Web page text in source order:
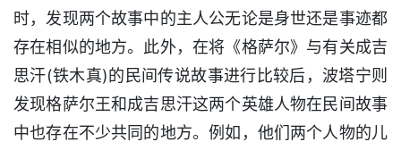
时，发现两个故事中的主人公无论是身世还是事迹都
存在相似的地方。此外，在将《格萨尔》与有关成吉
思汗(铁木真)的民间传说故事进行比较后，波塔宁则
发现格萨尔王和成吉思汗这两个英雄人物在民间故事
中也存在不少共同的地方。例如，他们两个人物的儿